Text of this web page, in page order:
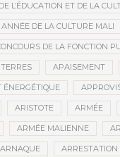
L’ÉDUCATION ET DE LA
ANNÉE DE LA CULTURE MALI
DE LA FONCTION
APAISEMENT
ARISTOTE ARMÉE
ARMÉE MALIENNE
ARNAQUE ARRESTATION